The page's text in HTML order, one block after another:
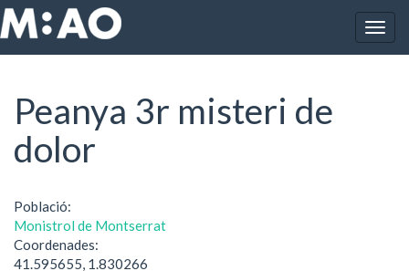
Vés al contingut
Inici Peanya 3r misteri de dolor
Peanya 3r misteri de
dolor
Població:
Monistrol de Montserrat
Coordenades:
41.595655, 1.830266